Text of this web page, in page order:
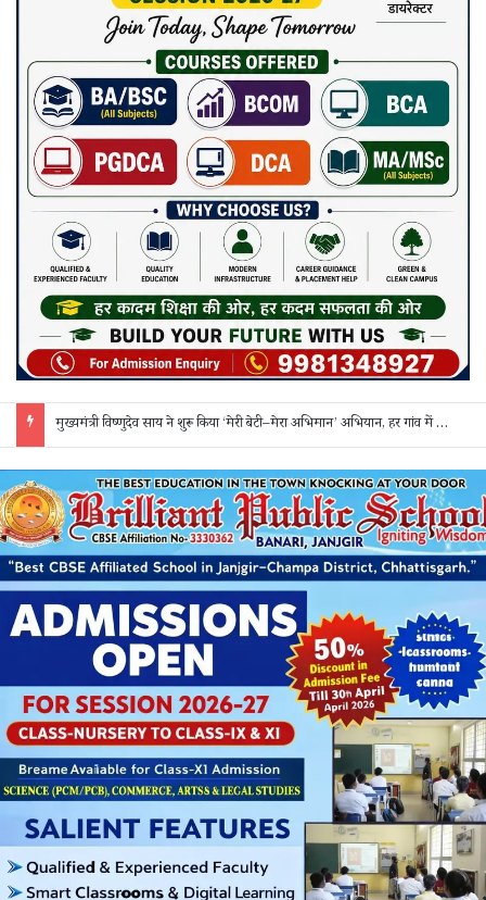
मुख्यमंत्री विष्णुदेव साय ने शुरू किया ‘मेरी बेटी–मेरा अभिमान’ अभियान, हर गांव में मुक्तिधाम और हर स्कूल में बालिका शौचालय